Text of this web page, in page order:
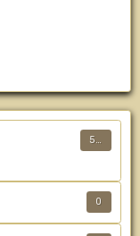
50
0